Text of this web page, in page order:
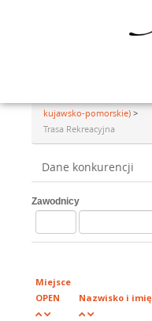
kujawsko-pomorskie) >
Trasa Rekreacyjna
Dane konkurencji
Zawodnicy
Miejsce
OPEN
Nazwisko i imię